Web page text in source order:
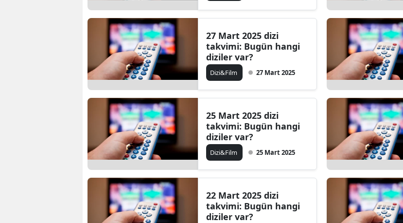
27 Mart 2025 dizi
takvimi: Bugün hangi
diziler var?
Dizi&Film 27 Mart 2025
25 Mart 2025 dizi
takvimi: Bugün hangi
diziler var?
Dizi&Film 25 Mart 2025
22 Mart 2025 dizi
takvimi: Bugün hangi
diziler var?